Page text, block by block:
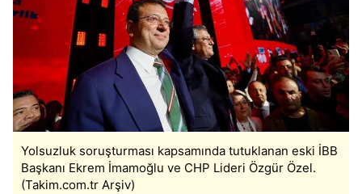
kullanılmaktadır. Diğer çerezler, sitemizin daha işlevsel
kılınması ve kişiselleştirilmesi ve sizlere yönelik
reklam/pazarlama faaliyetlerinin yapılması, amaçlarıyla
sınırlı olarak açık rızanız dahilinde kullanılacaktır.
Çerezlere ilişkin tercihlerinizi aşağıda yer alan panel
vasıtasıyla belirleyebilirsiniz. Çerezlere ilişkin detaylı bilgi
için Ayarlar butonuna tıklayabilir,
Çerez Bilgilendirme
Metnimiziziyaret edebilirsiniz.
Yolsuzluk soruşturması kapsamında tutuklanan eski İBB
Başkanı Ekrem İmamoğlu ve CHP Lideri Özgür Özel.
(Takim.com.tr Arşiv)